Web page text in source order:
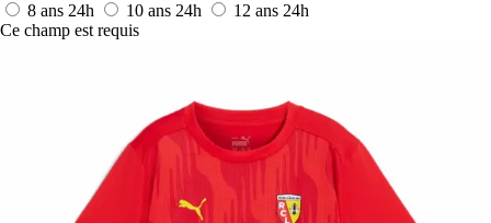
8 ans 24h 10 ans 24h 12 ans 24h
Ce champ est requis